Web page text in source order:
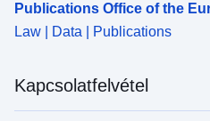
Publications Office of the
Law | Data | Publications
Kapcsolatfelvétel